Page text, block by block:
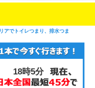
アでトイレつまり、排水つま
18時5分